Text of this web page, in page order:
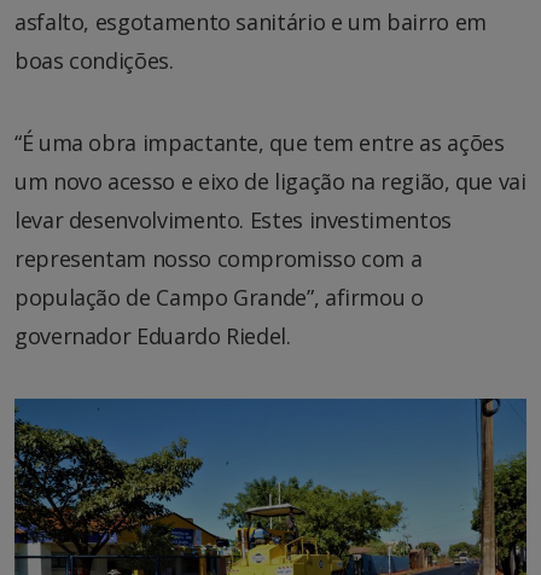
asfalto, esgotamento sanitário e um bairro em
boas condições.
“É uma obra impactante, que tem entre as ações
um novo acesso e eixo de ligação na região, que vai
levar desenvolvimento. Estes investimentos
representam nosso compromisso com a
população de Campo Grande”, afirmou o
governador Eduardo Riedel.